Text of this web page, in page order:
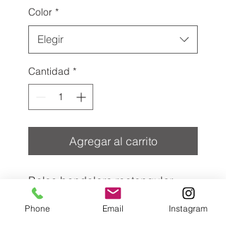
Color *
Elegir
Cantidad *
Agregar al carrito
Bolso bandolera rectangular
mediano con un diseño funcional
y elegante. La parte frontal
Phone Email Instagram